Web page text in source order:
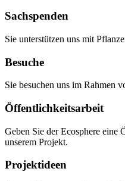
Sachspenden
Sie unterstützen uns mit
Besuche
Sie besuchen uns im Rahmen
Öffentlichkeitsarbeit
Geben Sie der Ecosphere eine
unserem Projekt.
Projektideen